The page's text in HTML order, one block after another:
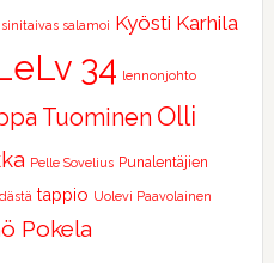
salamoi Kyösti Karhila
34 lennonjohto
Tuominen Olli
Pelle Sovelius Punalentäjien
tappio Uolevi Paavolainen
Pokela